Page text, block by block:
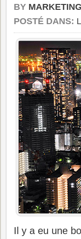
BY MARKETING
POSTÉ DANS:
Il y a eu une